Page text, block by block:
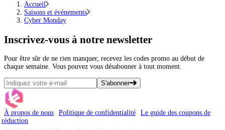
Accueil
Saisons et événements
Cyber Monday
Inscrivez-vous à notre newsletter
Pour être sûr de ne rien manquer, recevez les codes promo au début de
chaque semaine. Vous pouvez vous désabonner à tout moment.
S'abonner
À propos de nous Politique de confidentialité
Le guide des coupons de
réduction